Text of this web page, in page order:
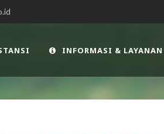
INFORMASI & LAYANAN